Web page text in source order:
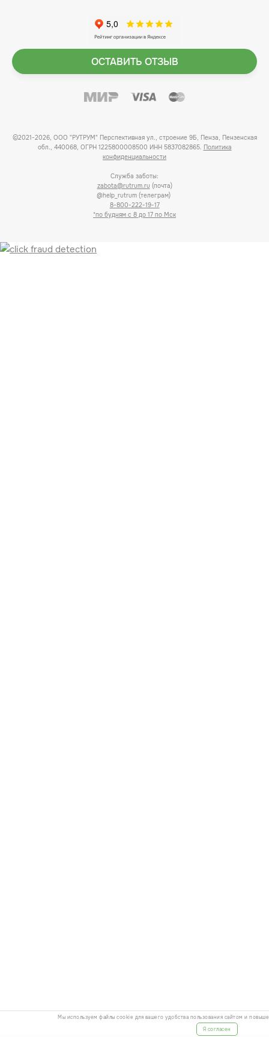
ОСТАВИТЬ ОТЗЫВ
©2021-2026, ООО "РУТРУМ" Перспективная ул., строение 9Б, Пенза, Пензенская
обл., 440068, ОГРН 1225800008500 ИНН 5837082865. Политика
конфиденциальности
Служба заботы:
zabota@rutrum.ru (почта)
@help_rutrum (телеграм)
8-800-222-19-17
*по будням с 8 до 17 по Мск
Мы используем файлы cookie для вашего удобства пользования сайтом и
Я согласен